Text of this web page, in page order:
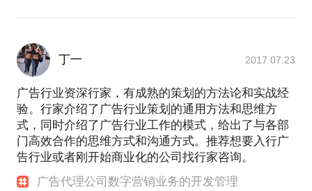
丁一 2017.07.23
广告行业资深行家，有成熟的策划的方法论和实战经
验。行家介绍了广告行业策划的通用方法和思维方
式，同时介绍了广告行业工作的模式，给出了与各部
门高效合作的思维方式和沟通方式。推荐想要入行广
告行业或者刚开始商业化的公司找行家咨询。
广告代理公司数字营销业务的开发管理